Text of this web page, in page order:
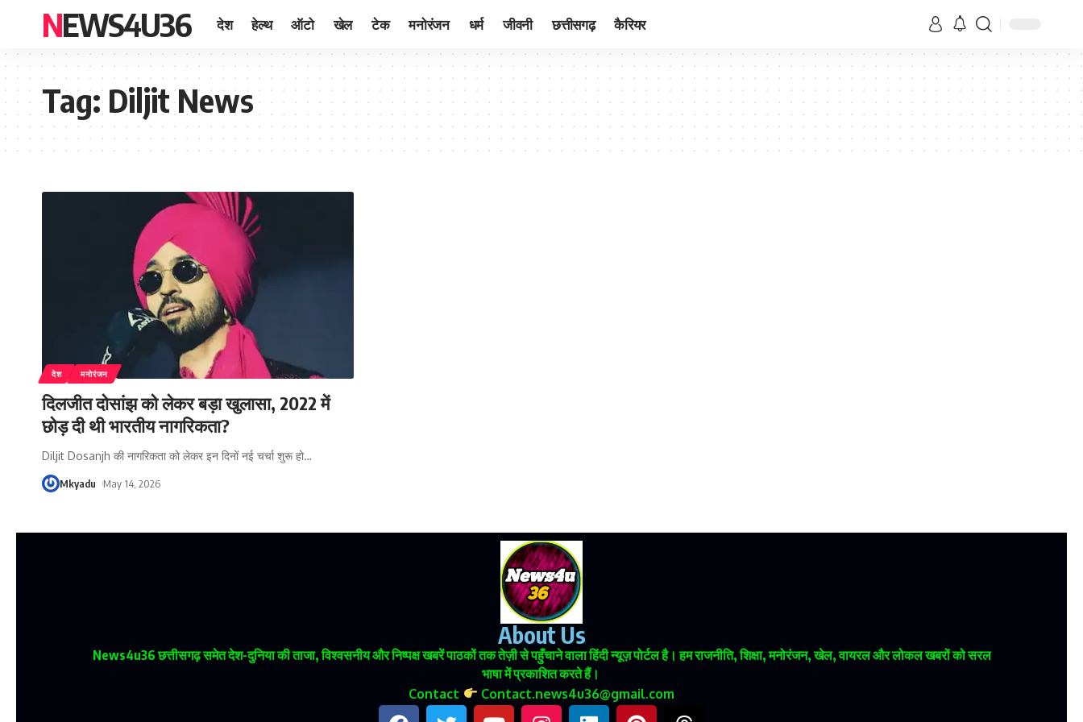
NEWS4U36 देश हेल्थ ऑटो खेल टेक मनोरंजन धर्म जीवनी छत्तीसगढ़ कैरियर
Tag:Diljit News
देश मनोरंजन
दिलजीत दोसांझ को लेकर बड़ा खुलासा, 2022 में
छोड़ दी थी भारतीय नागरिकता?
Diljit Dosanjh की नागरिकता को लेकर इन दिनों नई चर्चा शुरू हो…
Mkyadu May 14, 2026
About Us
News4u36छत्तीसगढ़ समेत देश-दुनिया की ताजा, विश्वसनीय और निष्पक्ष खबरें पाठकों तक तेज़ी से पहुँचाने वाला हिंदी न्यूज़ पोर्टल है। हम राजनीति, शिक्षा, मनोरंजन, खेल, वायरल और लोकल खबरों को सरल
भाषा में प्रकाशित करते हैं।
Contact
Contact.news4u36@gmail.com